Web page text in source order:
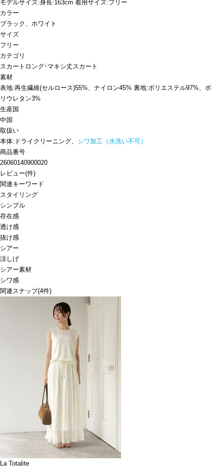
モデルサイズ:身長:163cm 着用サイズ:フリー
カラー
ブラック、ホワイト
サイズ
フリー
カテゴリ
スカート ロング･マキシ丈スカート
素材
表地:再生繊維(セルロース)55%、ナイロン45% 裏地:ポリエステル97%、ポ
リウレタン3%
生産国
中国
取扱い
本体:ドライクリーニング、 シワ加工（水洗い不可）
商品番号
26060140900020
レビュー(件)
関連キーワード
スタイリング
シンプル
存在感
透け感
抜け感
シアー
涼しげ
シアー素材
シワ感
関連スナップ(4件)
La Totalite